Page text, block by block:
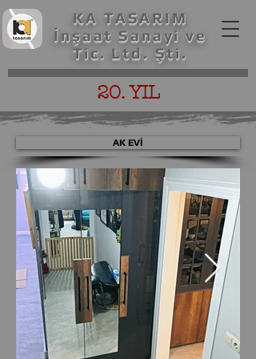
KA TASARIM
İnşaat Sanayi ve
Tic. Ltd. Şti.
20. YIL
AK EVİ